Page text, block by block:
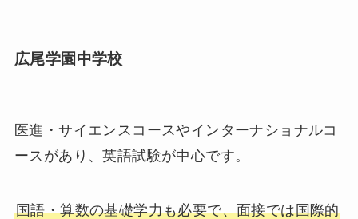
広尾学園中学校
医進・サイエンスコースやインターナショナルコ
ースがあり、英語試験が中心です。
国語・算数の基礎学力も必要で、面接では国際的